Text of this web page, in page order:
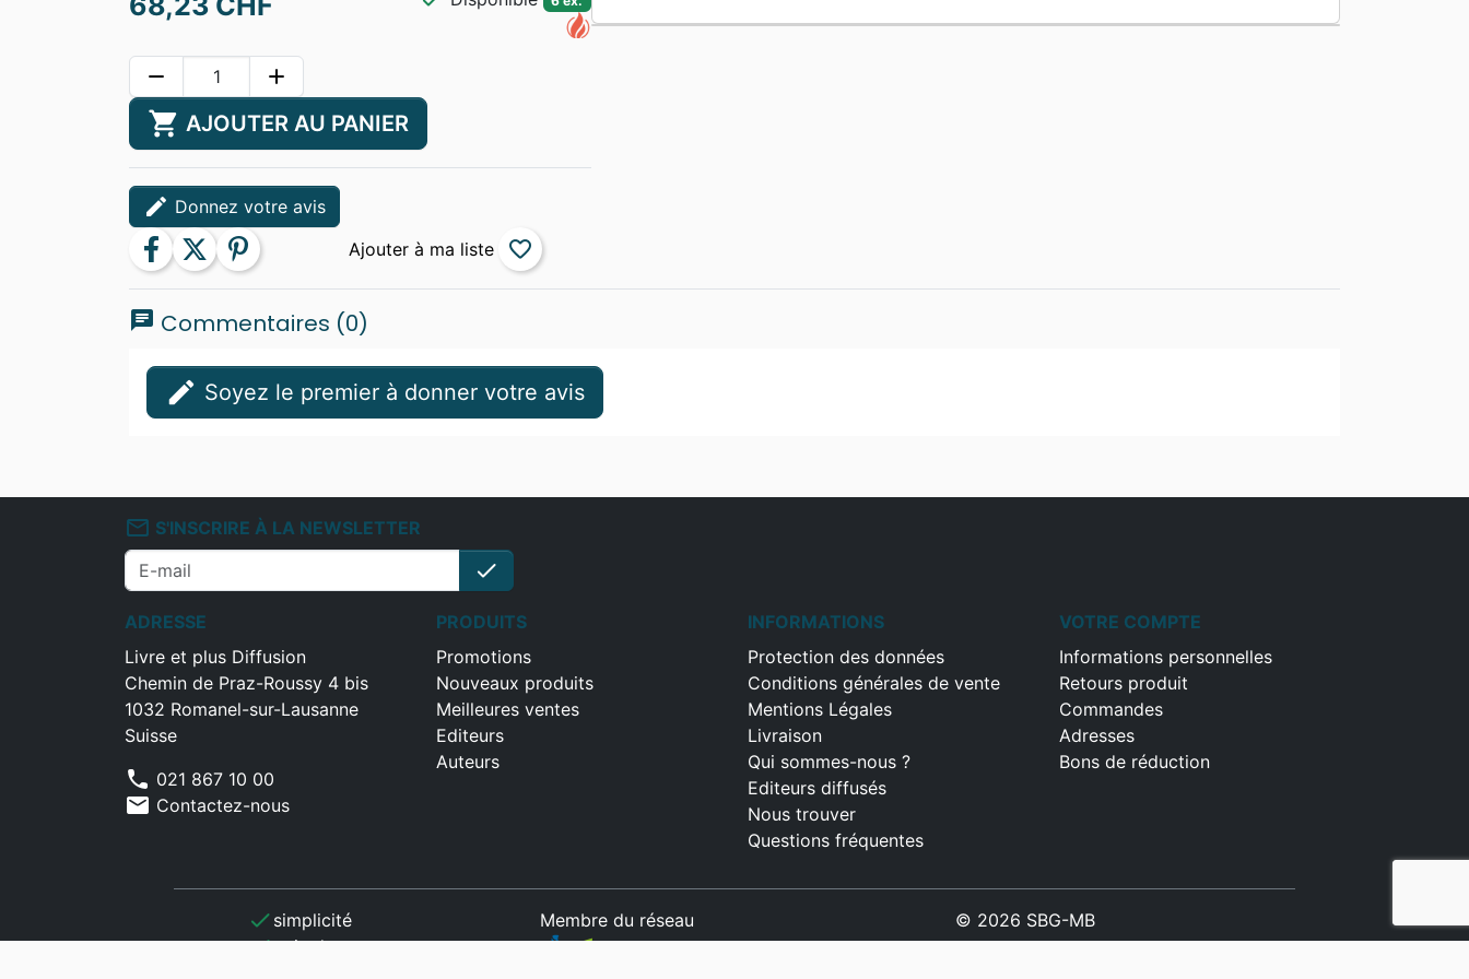
remove add
shopping_cart AJOUTER AU PANIER
edit Donnez votre avis
facebook twitter pinterest favorite_border
chat Commentaires (0)
edit Soyez le premier à donner votre avis
mail_outline S'INSCRIRE À LA NEWSLETTER
check
ADRESSE
Livre et plus Diffusion
Chemin de Praz-Roussy 4 bis
1032 Romanel-sur-Lausanne
Suisse
phone 021 867 10 00
mail Contactez-nous
PRODUITS
Promotions
Nouveaux produits
Meilleures ventes
Editeurs
Auteurs
INFORMATIONS
Protection des données
Conditions générales de vente
Mentions Légales
Livraison
Qui sommes-nous ?
Editeurs diffusés
Nous trouver
Questions fréquentes
VOTRE COMPTE
Informations personnelles
Retours produit
Commandes
Adresses
Bons de réduction
check simplicité
checkgain de temps
Membre du réseau © 2026 SBG-MB